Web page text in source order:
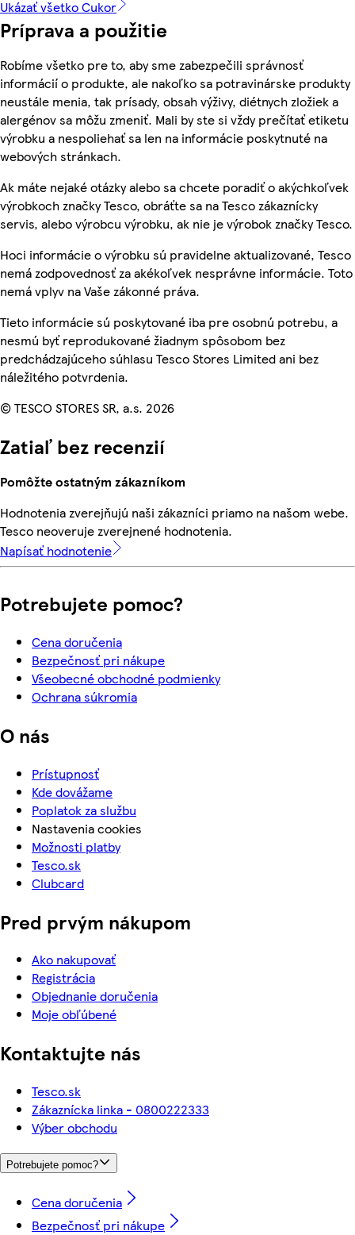
Ukázať všetko Cukor
Príprava a použitie
Robíme všetko pre to, aby sme zabezpečili správnosť
informácií o produkte, ale nakoľko sa potravinárske produkty
neustále menia, tak prísady, obsah výživy, diétnych zložiek a
alergénov sa môžu zmeniť. Mali by ste si vždy prečítať etiketu
výrobku a nespoliehať sa len na informácie poskytnuté na
webových stránkach.
Ak máte nejaké otázky alebo sa chcete poradiť o akýchkoľvek
výrobkoch značky Tesco, obráťte sa na Tesco zákaznícky
servis, alebo výrobcu výrobku, ak nie je výrobok značky Tesco.
Hoci informácie o výrobku sú pravidelne aktualizované, Tesco
nemá zodpovednosť za akékoľvek nesprávne informácie. Toto
nemá vplyv na Vaše zákonné práva.
Tieto informácie sú poskytované iba pre osobnú potrebu, a
nesmú byť reprodukované žiadnym spôsobom bez
predchádzajúceho súhlasu Tesco Stores Limited ani bez
náležitého potvrdenia.
© TESCO STORES SR, a.s. 2026
Zatiaľ bez recenzií
Pomôžte ostatným zákazníkom
Hodnotenia zverejňujú naši zákazníci priamo na našom webe.
Tesco neoveruje zverejnené hodnotenia.
Napísať hodnotenie
Potrebujete pomoc?
Cena doručenia
Bezpečnosť pri nákupe
Všeobecné obchodné podmienky
Ochrana súkromia
O nás
Prístupnosť
Kde dovážame
Poplatok za službu
Nastavenia cookies
Možnosti platby
Tesco.sk
Clubcard
Pred prvým nákupom
Ako nakupovať
Registrácia
Objednanie doručenia
Moje obľúbené
Kontaktujte nás
Tesco.sk
Zákaznícka linka - 0800222333
Výber obchodu
Potrebujete pomoc?
Cena doručenia
Bezpečnosť pri nákupe